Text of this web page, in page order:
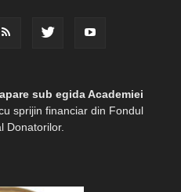
sub egida Academiei
sprijin financiar din Fondul
Donatorilor.